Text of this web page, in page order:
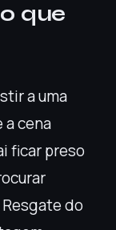
que
a uma
a cena
ficar preso
do